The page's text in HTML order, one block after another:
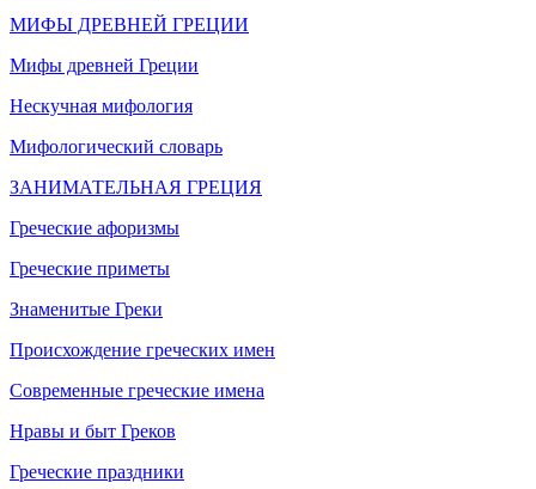
МИФЫ ДРЕВНЕЙ ГРЕЦИИ
Мифы древней Греции
Нескучная мифология
Мифологический словарь
ЗАНИМАТЕЛЬНАЯ ГРЕЦИЯ
Греческие афоризмы
Греческие приметы
Знаменитые Греки
Происхождение греческих имен
Современные греческие имена
Нравы и быт Греков
Греческие праздники